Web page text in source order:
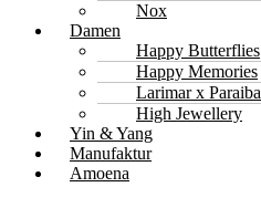
Nox
Damen
Happy Butterflies
Happy Memories
Larimar x Paraiba
High Jewellery
Yin & Yang
Manufaktur
Amoena